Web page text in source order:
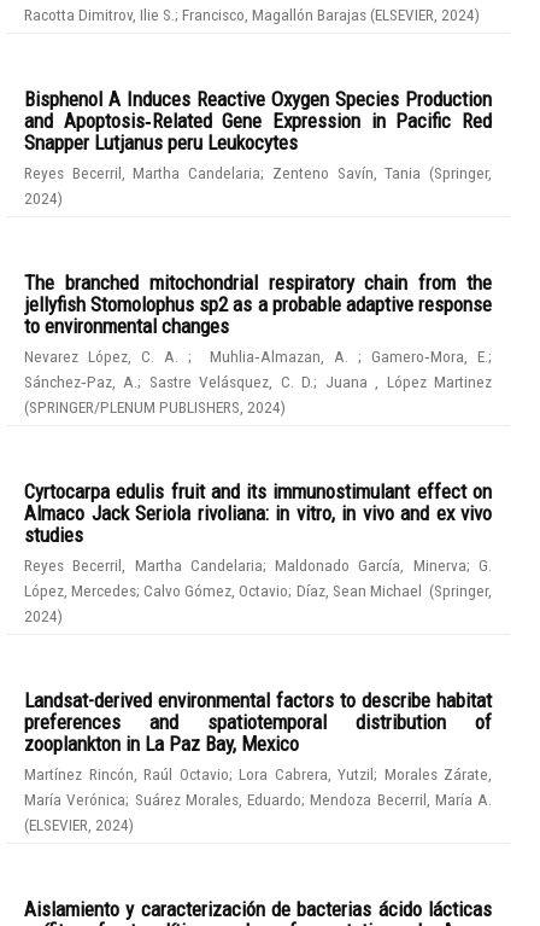
Racotta Dimitrov, Ilie S. ; Francisco, Magallón Barajas (ELSEVIER 2024)
Bisphenol A Induces Reactive Oxygen Species Production
and Apoptosis‑Related Gene Expression in Pacific Red
Snapper Lutjanus peru Leukocytes
Reyes Becerril, Martha Candelaria; Zenteno Savín, Tania (Springer,
2024)
The branched mitochondrial respiratory chain from the
jellyfish Stomolophus sp2 as a probable adaptive response
to environmental changes
Nevarez López, C. A. ; Muhlia‑Almazan, A.;Gamero‑Mora, E.;
Sánchez‑Paz, A.; Sastre Velásquez, C. D.; Juana , López Martinez
(SPRINGER/PLENUM PUBLISHERS 2024)
Cyrtocarpa edulis fruit and its immunostimulant effect on
Almaco Jack Seriola rivoliana: in vitro, in vivo and ex vivo
studies
Reyes Becerril, Martha Candelaria;Maldonado García, Minerva;G.
López, Mercedes;Calvo Gómez, Octavio; Díaz, Sean Michael (Springer,
2024)
Landsat-derived environmental factors to describe habitat
preferences and spatiotemporal distribution of
zooplankton in La Paz Bay, Mexico
Martínez Rincón, Raúl Octavio; Lora Cabrera, Yutzil; Morales Zárate,
María Verónica; Suárez Morales, Eduardo;Mendoza Becerril, María A.
(ELSEVIER 2024)
Aislamiento y caracterización de bacterias ácido lácticas